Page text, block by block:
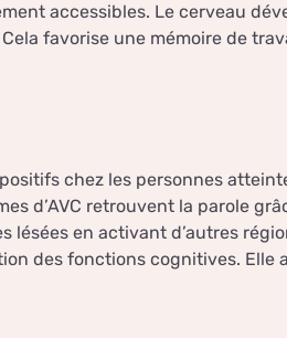
accessibles. Le cerveau
favorise une mémoire de
chez les personnes
d’AVC retrouvent la parole
lésées en activant d’autres
des fonctions cognitives. Elle